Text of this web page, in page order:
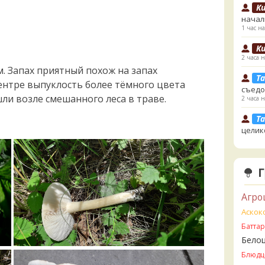
Запах приятный похож на запах
выпуклость более тёмного цвета
возле смешанного леса в траве.
1 час
2 часа
2 часа
2 часа
но